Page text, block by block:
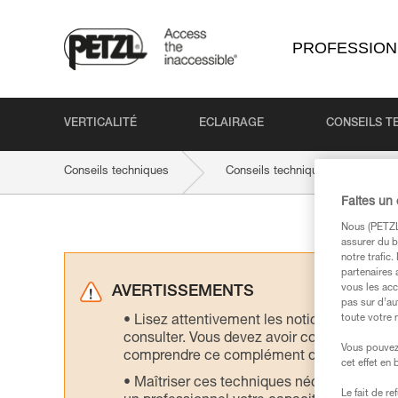
VERTICALITÉ ECLAIRAGE CONSEILS
Conseils techniques Conseils techniques par produit
AVERTISSEMENTS
Lisez attentivement les notices
consulter. Vous devez avoir compris les
comprendre ce complément d’informations.
Maîtriser ces techniques nécessite une
Faites un
Nous
assurer du
notre trafic.
partenaires
vous les
pas sur
toute votre
Vous
cet effet en
Le fait de